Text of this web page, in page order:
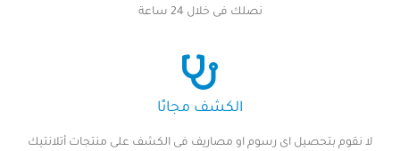
نصلك فى خلال 24 ساعة
الكشف مجانًا
لا نقوم بتحصيل اى رسوم او مصاريف فى الكشف على منتجات أتلانتيك